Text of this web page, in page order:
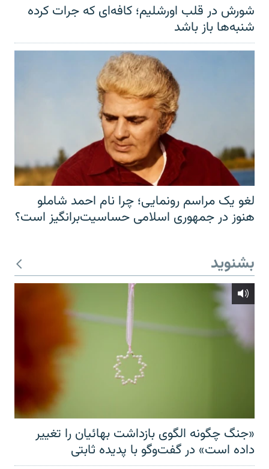
شورش در قلب اورشلیم؛ کافه‌ای که جرات کرده
شنبه‌ها باز باشد
لغو یک مراسم رونمایی؛ چرا نام احمد شاملو
هنوز در جمهوری اسلامی حساسیت‌برانگیز است؟
بشنوید
«جنگ چگونه الگوی بازداشت بهائیان را تغییر
داده است» در گفت‌وگو با پدیده ثابتی